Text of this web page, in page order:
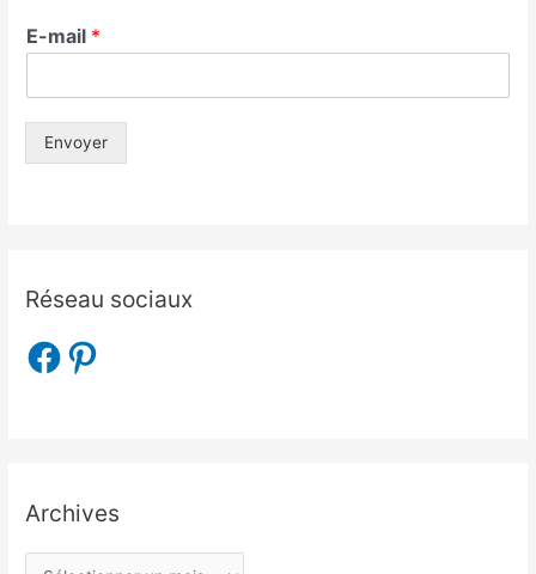
E-mail *
Envoyer
Réseau sociaux
Archives